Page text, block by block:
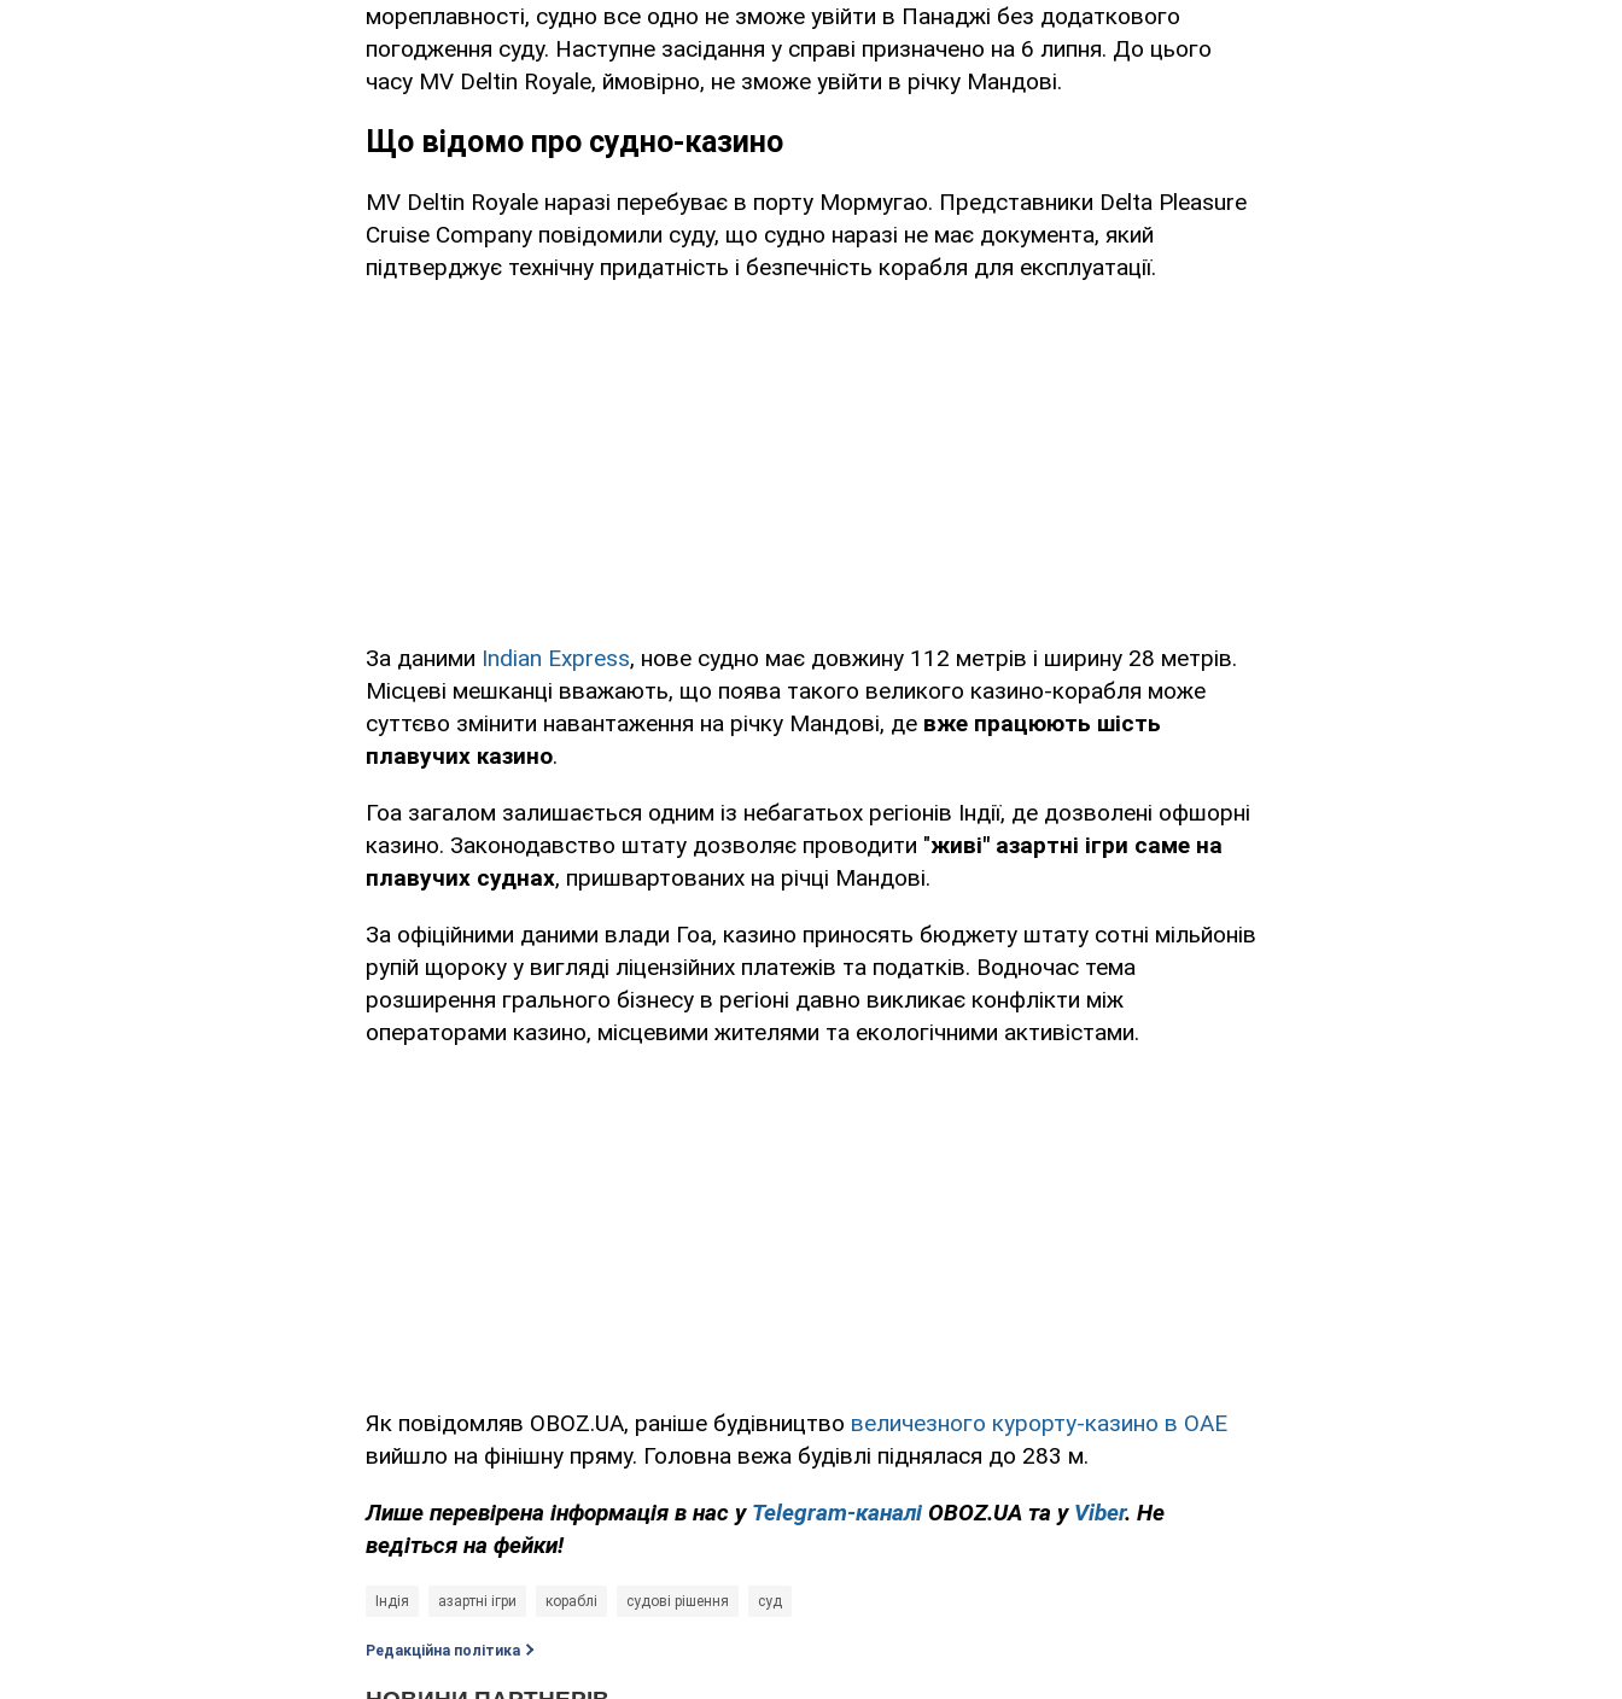
мореплавності, судно все одно не зможе увійти в Панаджі без додаткового
погодження суду. Наступне засідання у справі призначено на 6 липня. До цього
часу MV Deltin Royale, ймовірно, не зможе увійти в річку Мандові.
Що відомо про судно-казино
MV Deltin Royale наразі перебуває в порту Мормугао. Представники Delta Pleasure
Cruise Company повідомили суду, що судно наразі не має документа, який
підтверджує технічну придатність і безпечність корабля для експлуатації.
За даними Indian Express, нове судно має довжину 112 метрів і ширину 28 метрів.
Місцеві мешканці вважають, що поява такого великого казино-корабля може
суттєво змінити навантаження на річку Мандові, де вже працюють шість
плавучих казино.
Гоа загалом залишається одним із небагатьох регіонів Індії, де дозволені офшорні
казино. Законодавство штату дозволяє проводити "живі" азартні ігри саме на
плавучих суднах, пришвартованих на річці Мандові.
За офіційними даними влади Гоа, казино приносять бюджету штату сотні мільйонів
рупій щороку у вигляді ліцензійних платежів та податків. Водночас тема
розширення грального бізнесу в регіоні давно викликає конфлікти між
операторами казино, місцевими жителями та екологічними активістами.
Як повідомляв OBOZ.UA, раніше будівництво величезного курорту-казино в ОАЕ
вийшло на фінішну пряму. Головна вежа будівлі піднялася до 283 м.
Лише перевірена інформація в нас у Telegram-каналі OBOZ.UA та у Viber. Не
ведіться на фейки!
Індія азартні ігри кораблі судові рішення суд
Редакційна політика